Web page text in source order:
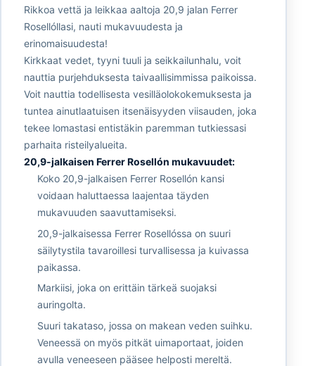
Rikkoa vettä ja leikkaa aaltoja 20,9 jalan Ferrer
Rosellóllasi, nauti mukavuudesta ja
erinomaisuudesta!
Kirkkaat vedet, tyyni tuuli ja seikkailunhalu, voit
nauttia purjehduksesta taivaallisimmissa paikoissa.
Voit nauttia todellisesta vesilläolokokemuksesta ja
tuntea ainutlaatuisen itsenäisyyden viisauden, joka
tekee lomastasi entistäkin paremman tutkiessasi
parhaita risteilyalueita.
20,9-jalkaisen Ferrer Rosellón mukavuudet:
Koko 20,9-jalkaisen Ferrer Rosellón kansi
voidaan haluttaessa laajentaa täyden
mukavuuden saavuttamiseksi.
20,9-jalkaisessa Ferrer Rosellóssa on suuri
säilytystila tavaroillesi turvallisessa ja kuivassa
paikassa.
Markiisi, joka on erittäin tärkeä suojaksi
auringolta.
Suuri takataso, jossa on makean veden suihku.
Veneessä on myös pitkät uimaportaat, joiden
avulla veneeseen pääsee helposti mereltä.